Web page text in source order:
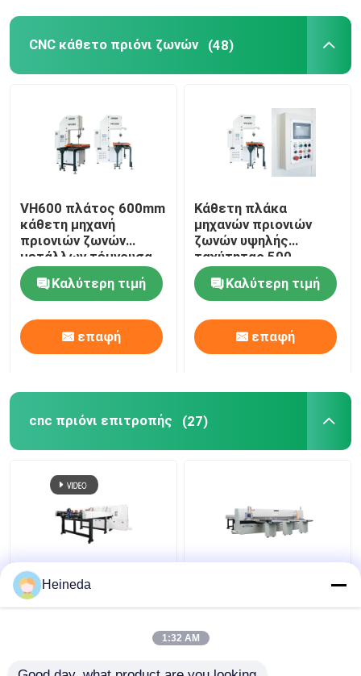
CNC κάθετο πριόνι ζωνών (48)
VH600 πλάτος 600mm
κάθετη μηχανή
πριονιών ζωνών
μετάλλων τέμνουσα
για το αλουμίνιο
Καλύτερη τιμή
επαφή
Κάθετη πλάκα
μηχανών πριονιών
ζωνών υψηλής
ταχύτητας 500-
2000m/Min CNC που
κόβει VH600
Καλύτερη τιμή
επαφή
cnc πριόνι επιτροπής (27)
HL - αυτόματη μηχανή
1600mm πριονιών
η επιτροπή 380V 50Hz
λεπίδων μηχανών
πριονιών
Heineda
1:32 AM